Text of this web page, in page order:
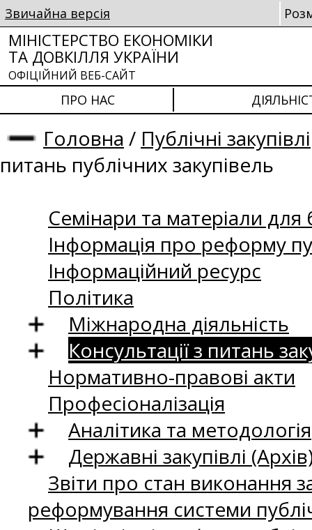
Звичайна версія
МІНІСТЕРСТВО ЕКОНОМІКИ
ТА ДОВКІЛЛЯ УКРАЇНИ
ОФІЦІЙНИЙ ВЕБ-САЙТ
ПРО НАС
Головна / Публічні закупівлі
питань публічних закупівель
Семінари та матеріали для
Інформація про реформу
Інформаційний ресурс
Політика
Міжнародна діяльність
Консультації з питань
Нормативно-правові акти
Професіоналізація
Аналітика та методологія
Державні закупівлі
Звіти про стан виконання
реформування системи